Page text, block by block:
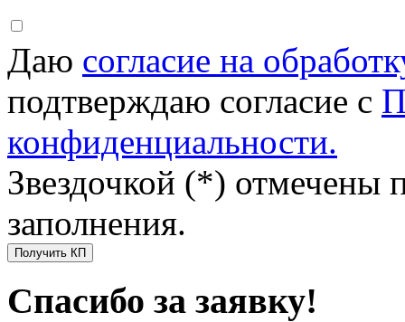
Даю согласие на
подтверждаю согласие с
конфиденциальности.
Звездочкой (*) отмечены
заполнения.
Получить КП
Спасибо за заявку!